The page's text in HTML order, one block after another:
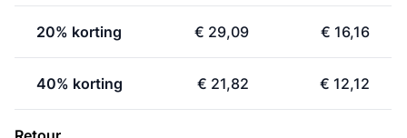
20% korting € 29,09 € 16,16
40% korting € 21,82 € 12,12